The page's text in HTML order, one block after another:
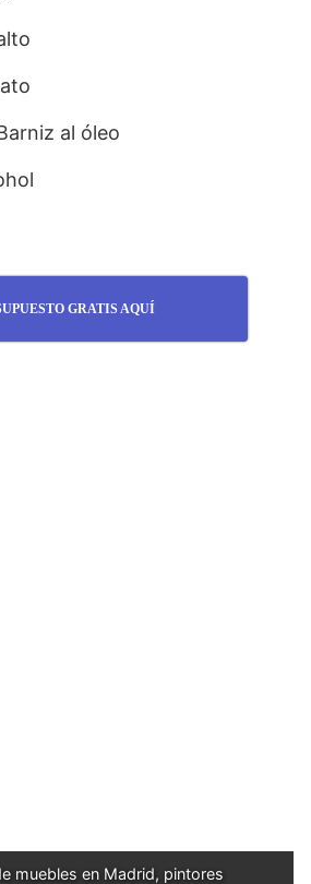
al óleo
GRATIS AQUÍ
muebles en Madrid, pintores